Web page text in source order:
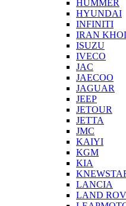
HUMMER
HYUNDAI
INFINITI
IRAN
ISUZU
IVECO
JAC
JAECOO
JAGUAR
JEEP
JETOUR
JETTA
JMC
KAIYI
KGM
KIA
LANCIA
LAND